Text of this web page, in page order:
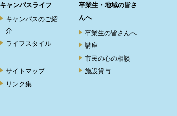
キャンパスライフ
キャンパスのご紹
介
ライフスタイル
サイトマップ
リンク集
卒業生・地域の皆さ
んへ
卒業生の皆さんへ
講座
市民の心の相談
施設貸与